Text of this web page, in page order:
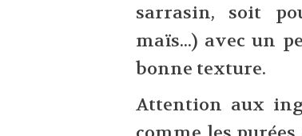
sarrasin, soit
maïs...) avec un
bonne texture.
Attention aux